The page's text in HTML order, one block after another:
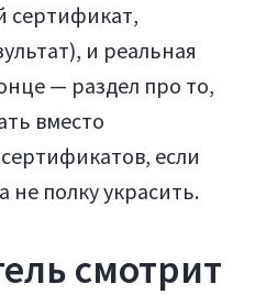
сертификат,
и реальная
— раздел про то,
вместо
если
не полку украсить.
смотрит